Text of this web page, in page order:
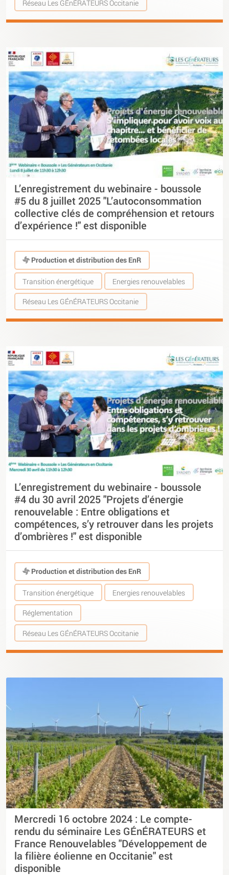
Réseau Les GÉnÉRATEURS Occitanie
L’enregistrement du webinaire - boussole
#5 du 8 juillet 2025 "L’autoconsommation
collective clés de compréhension et retours
d’expérience !" est disponible
Production et distribution des EnR
Transition énergétique Energies renouvelables
Réseau Les GÉnÉRATEURS Occitanie
L’enregistrement du webinaire - boussole
#4 du 30 avril 2025 "Projets d’énergie
renouvelable : Entre obligations et
compétences, s’y retrouver dans les projets
d’ombrières !" est disponible
Production et distribution des EnR
Transition énergétique Energies renouvelables
Réglementation
Réseau Les GÉnÉRATEURS Occitanie
Mercredi 16 octobre 2024 : Le compte-
rendu du séminaire Les GÉnÉRATEURS et
France Renouvelables "Développement de
la filière éolienne en Occitanie" est
disponible